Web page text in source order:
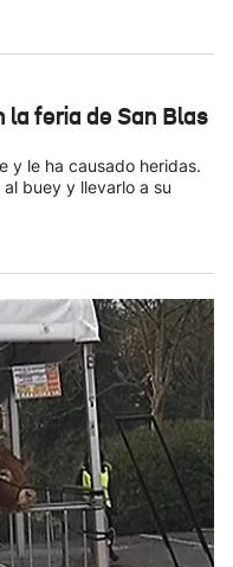
la feria de San Blas
y le ha causado heridas.
buey y llevarlo a su